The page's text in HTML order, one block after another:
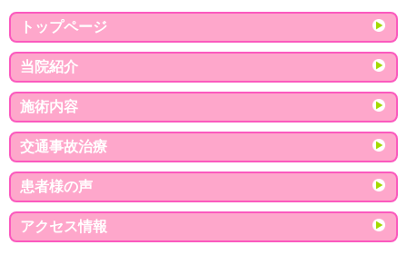
トップページ
当院紹介
施術内容
交通事故治療
患者様の声
アクセス情報